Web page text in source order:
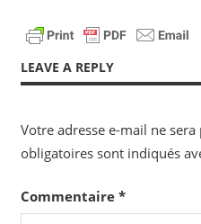
LEAVE A REPLY
Votre adresse e-mail ne sera
obligatoires sont indiqués
Commentaire *